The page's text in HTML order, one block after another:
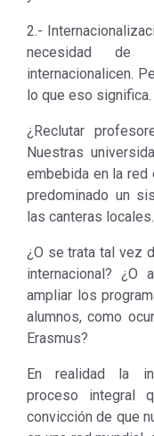
2.-
necesidad de
internacionalicen.
lo que eso significa.
¿Reclutar
Nuestras
embebida en la red
predominado un
las canteras locales.
¿O se trata tal vez
internacional?
ampliar los
alumnos, como
Erasmus?
En realidad la
proceso integral
convicción de que